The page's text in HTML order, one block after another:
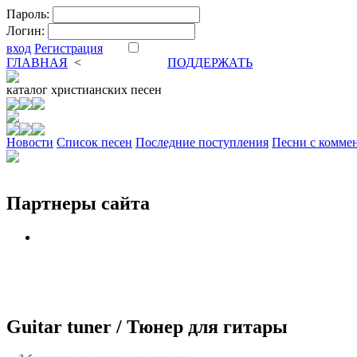
Пароль:
Логин:
вход Регистрация
ГЛАВНАЯ <
ПОДДЕРЖАТЬ
каталог христианских песен
Новости Cписок песен Последние поступления Песни с
Партнеры сайта
Guitar tuner / Тюнер для гитары